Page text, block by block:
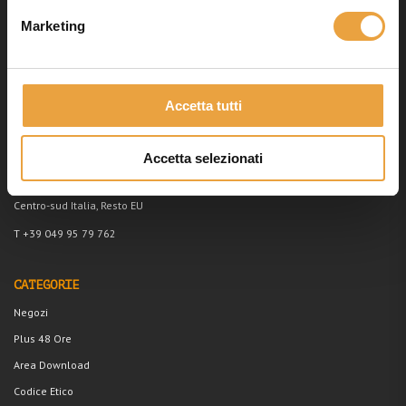
Marketing
Accetta tutti
Accetta selezionati
PEC: dike.srl@pec.it
T +39 049 95 79 761
Centro-sud Italia, Resto EU
T +39 049 95 79 762
CATEGORIE
Negozi
Plus 48 Ore
Area Download
Codice Etico